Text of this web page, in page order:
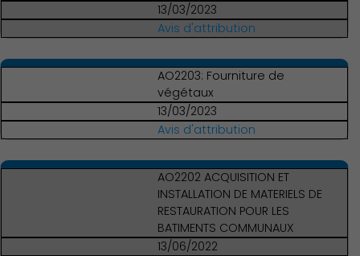
13/03/2023
Avis d'attribution
AO2203: Fourniture de
végétaux
13/03/2023
Avis d'attribution
AO2202 ACQUISITION ET
INSTALLATION DE MATERIELS DE
RESTAURATION POUR LES
BATIMENTS COMMUNAUX
13/06/2022